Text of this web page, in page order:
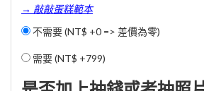
→ 敲敲蛋糕範本
不需要 (NT$ +0 => 差價為零)
需要 (NT$ +799)